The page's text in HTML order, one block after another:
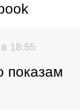
в 18:55
показам